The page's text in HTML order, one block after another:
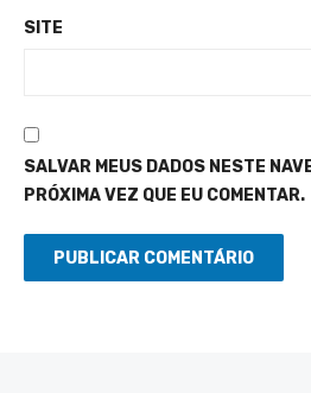
SITE
SALVAR MEUS DADOS NESTE
PRÓXIMA VEZ QUE EU COMENTAR.